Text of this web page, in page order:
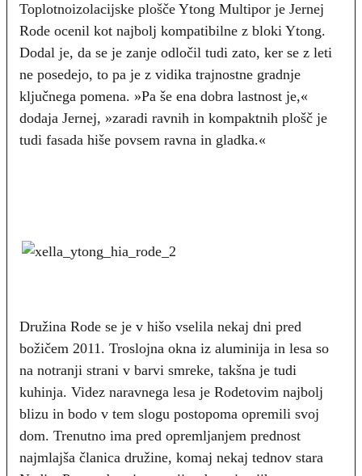
Toplotnoizolacijske plošče Ytong Multipor je Jernej
Rode ocenil kot najbolj kompatibilne z bloki Ytong.
Dodal je, da se je zanje odločil tudi zato, ker se z leti
ne posedejo, to pa je z vidika trajnostne gradnje
ključnega pomena. »Pa še ena dobra lastnost je,«
dodaja Jernej, »zaradi ravnih in kompaktnih plošč je
tudi fasada hiše povsem ravna in gladka.«
Družina Rode se je v hišo vselila nekaj dni pred
božičem 2011. Troslojna okna iz aluminija in lesa so
na notranji strani v barvi smreke, takšna je tudi
kuhinja. Videz naravnega lesa je Rodetovim najbolj
blizu in bodo v tem slogu postopoma opremili svoj
dom. Trenutno ima pred opremljanjem prednost
najmlajša članica družine, komaj nekaj tednov stara